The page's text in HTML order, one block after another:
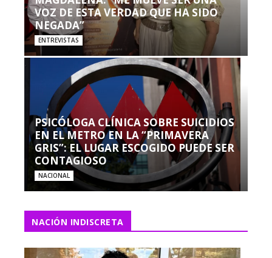
VOZ DE ESTA VERDAD QUE HA SIDO
NEGADA”
ENTREVISTAS
PSICÓLOGA CLÍNICA SOBRE SUICIDIOS
EN EL METRO EN LA “PRIMAVERA
GRIS”: EL LUGAR ESCOGIDO PUEDE SER
CONTAGIOSO
NACIONAL
NACIÓN INDISCRETA